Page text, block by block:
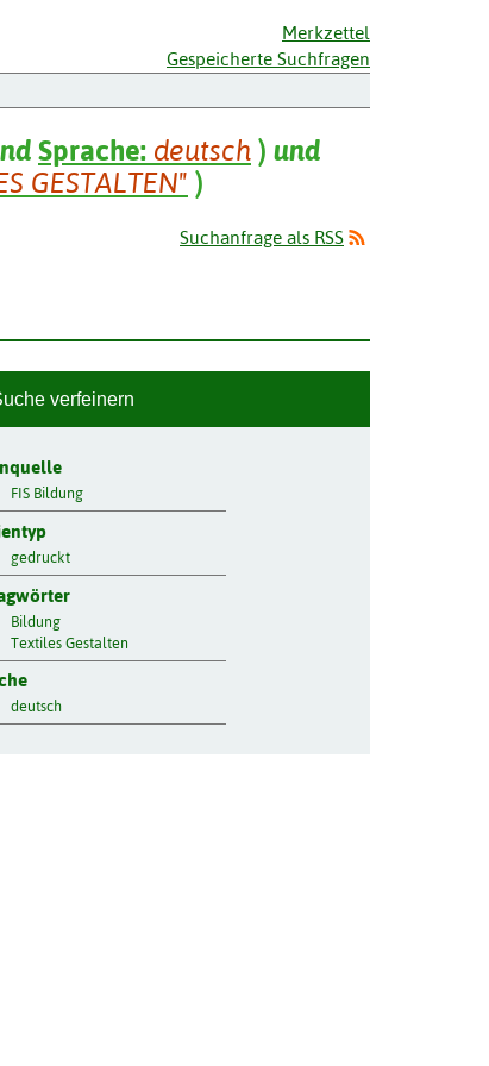
Merkzettel
Gespeicherte Suchfragen
Sprache: deutsch ) und
GESTALTEN" )
Suchanfrage als RSS
verfeinern
FIS Bildung
gedruckt
Bildung
Textiles Gestalten
deutsch